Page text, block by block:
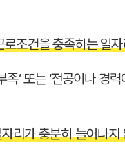
로조건을 충족하는 일
족’ 또는 ‘전공이나 경
리가 충분히 늘어나지